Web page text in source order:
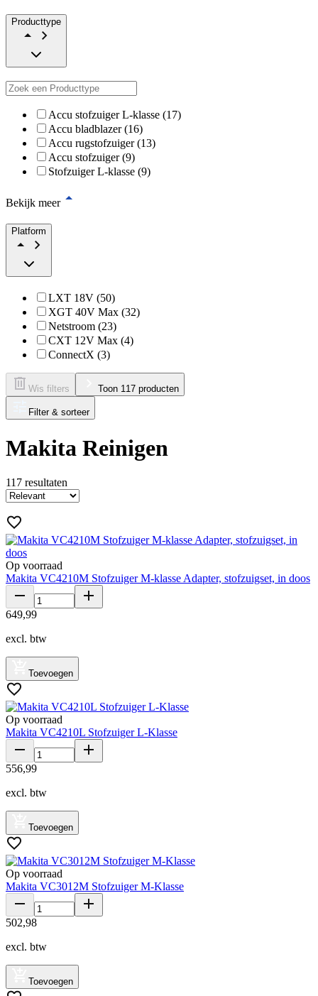
Producttype
Accu stofzuiger L-klasse (17)
Accu bladblazer (16)
Accu rugstofzuiger (13)
Accu stofzuiger (9)
Stofzuiger L-klasse (9)
Bekijk meer
Platform
LXT 18V (50)
XGT 40V Max (32)
Netstroom (23)
CXT 12V Max (4)
ConnectX (3)
Wis filters Toon 117 producten
Filter & sorteer
Makita Reinigen
117 resultaten
Op voorraad
Makita VC4210M Stofzuiger M-klasse Adapter, stofzuigset, in doos
649,99
excl. btw
Toevoegen
Op voorraad
Makita VC4210L Stofzuiger L-Klasse
556,99
excl. btw
Toevoegen
Op voorraad
Makita VC3012M Stofzuiger M-Klasse
502,98
excl. btw
Toevoegen